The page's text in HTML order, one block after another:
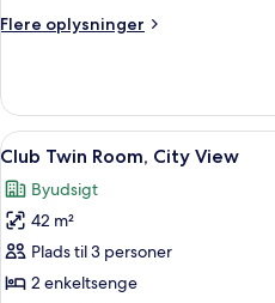
Room
Flere oplysninger
Flere
Sea
View
Twin
Indlæs
alle
billeder
af
Club
Twin
6
Club Twin Room, City View
Byudsigt
42 m²
Plads til 3 personer
2 enkeltsenge